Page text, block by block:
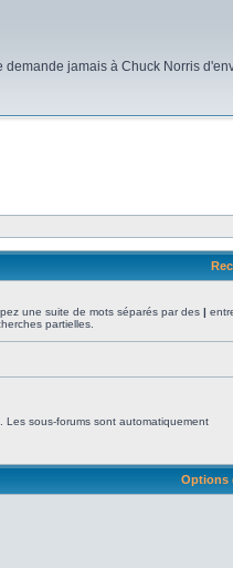
demande jamais à Chuck Norris
une suite de mots séparés par des |
partielles.
Les sous-forums sont automatiquement
Options